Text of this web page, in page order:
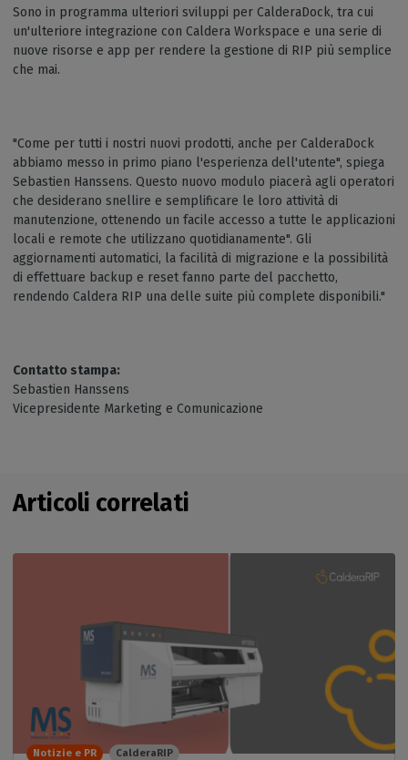
Sono in programma ulteriori sviluppi per CalderaDock, tra cui
un'ulteriore integrazione con Caldera Workspace e una serie di
nuove risorse e app per rendere la gestione di RIP più semplice
che mai.
"Come per tutti i nostri nuovi prodotti, anche per CalderaDock
abbiamo messo in primo piano l'esperienza dell'utente", spiega
Sebastien Hanssens. Questo nuovo modulo piacerà agli operatori
che desiderano snellire e semplificare le loro attività di
manutenzione, ottenendo un facile accesso a tutte le applicazioni
locali e remote che utilizzano quotidianamente". Gli
aggiornamenti automatici, la facilità di migrazione e la possibilità
di effettuare backup e reset fanno parte del pacchetto,
rendendo Caldera RIP una delle suite più complete disponibili."
Contatto stampa:
Sebastien Hanssens
Vicepresidente Marketing e Comunicazione
Articoli correlati
Notizie e PR CalderaRIP